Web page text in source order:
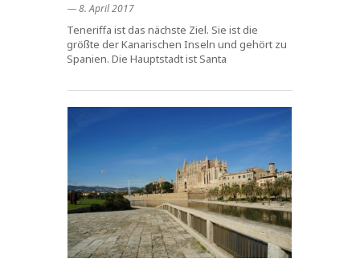
― 8. April 2017
Teneriffa ist das nächste Ziel. Sie ist die
größte der Kanarischen Inseln und gehört zu
Spanien. Die Hauptstadt ist Santa